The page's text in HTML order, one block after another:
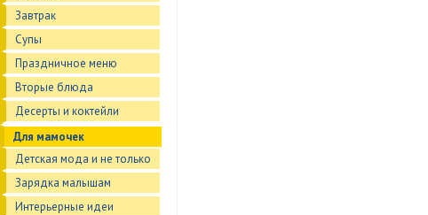
Завтрак
Супы
Праздничное меню
Вторые блюда
Десерты и коктейли
Для мамочек
Детская мода и не только
Зарядка малышам
Интерьерные идеи